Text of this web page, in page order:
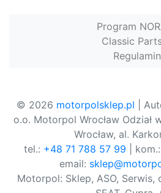
Program
Classic
Regulamin
© 2026 motorpolsklep.pl |
o.o. Motorpol Wrocław Odział
Wrocław, al.
tel.: +48 71 788 57 99 | kom.:
email:
Motorpol: Sklep, ASO, Serwis,